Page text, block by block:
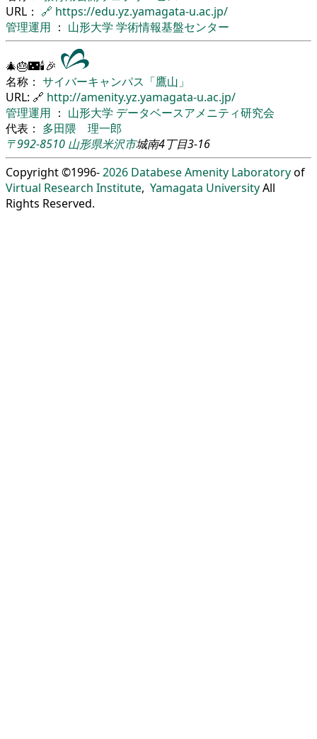
URL： 🔗 https://edu.yz.yamagata-u.ac.jp/
管理運用 ： 山形大学 学術情報基盤センター
🎄🎂🌃🕯🎉
名称： サイバーキャンパス「鷹山」
URL: 🔗 http://amenity.yz.yamagata-u.ac.jp/
管理運用 ： 山形大学 データベースアメニティ研究会
代表： 多田隈 理一郎
〒992-8510 山形県米沢市城南4丁目3-16
Copyright ©1996-2026 Databese Amenity Laboratoryof
Virtual Research Institute, Yamagata UniversityAll
Rights Reserved.